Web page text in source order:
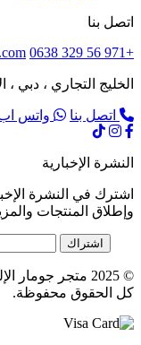
اتصل بنا
+971 56 329 0638
الخليج التجاري ، دبي ،
اتصل بنا واتس
النشرة الإخبارية
اشترك في النشرة
وإطلاق المنتجات
اشتراك
© 2025 متجر
كل الحقوق محفوظة.